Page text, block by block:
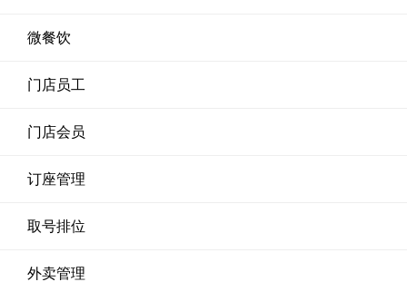
微餐饮
门店员工
门店会员
订座管理
取号排位
外卖管理